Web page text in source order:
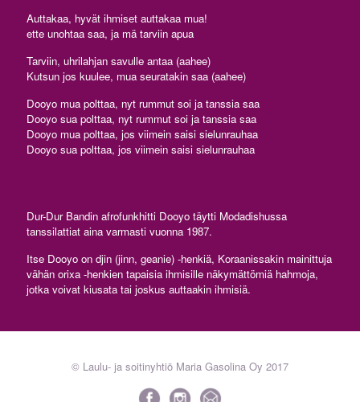
Auttakaa, hyvät ihmiset auttakaa mua!
ette unohtaa saa, ja mä tarviin apua
Tarviin, uhrilahjan savulle antaa (aahee)
Kutsun jos kuulee, mua seuratakin saa (aahee)
Dooyo mua polttaa, nyt rummut soi ja tanssia saa
Dooyo sua polttaa, nyt rummut soi ja tanssia saa
Dooyo mua polttaa, jos viimein saisi sielunrauhaa
Dooyo sua polttaa, jos viimein saisi sielunrauhaa
Dur-Dur Bandin afrofunkhitti Dooyo täytti Modadishussa
tanssilattiat aina varmasti vuonna 1987.
Itse Dooyo on djin (jinn, geanie) -henkiä, Koraanissakin mainittuja
vähän orixa -henkien tapaisia ihmisille näkymättömiä hahmoja,
jotka voivat kiusata tai joskus auttaakin ihmisiä.
© Laulu- ja soitinyhtiö Maria Gasolina Oy 2017